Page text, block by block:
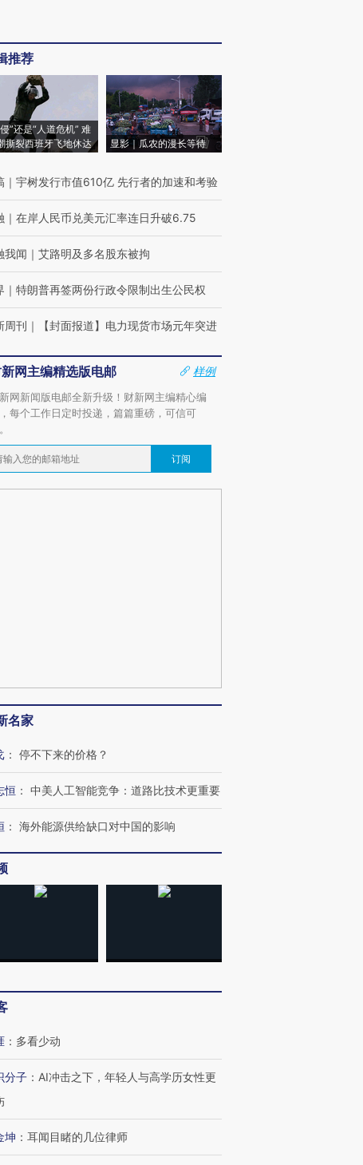
国走私7万
体内含3种
视线｜被称为“蟑螂”的印
育部长拱下台
视线｜“入侵”还是“人道危
飞地休达
第四届链博
技“链”接产
【特别呈现】寻找100种
CFO：不靠规模取胜，华
推荐
”还是“人道危机” 难
撕裂西班牙飞地休达
显影｜瓜农的漫长等待
｜ 宇树发行市值610亿 先行者的加速和考验
｜ 在岸人民币兑美元汇率连日升破6.75
我闻 ｜ 艾路明及多名股东被拘
｜ 特朗普再签两份行政令限制出生公民权
周刊 ｜ 【封面报道】电力现货市场元年突进
网主编精选版电邮
样例
网新闻版电邮全新升级！财新网主编精心编
每个工作日定时投递，篇篇重磅，可信可
订阅
名家
： 停不下来的价格？
恒 ： 中美人工智能竞争：道路比技术更重要
： 海外能源供给缺口对中国的影响
： 多看少动
分子 ： AI冲击之下，年轻人与高学历女性更
坤 ： 耳闻目睹的几位律师